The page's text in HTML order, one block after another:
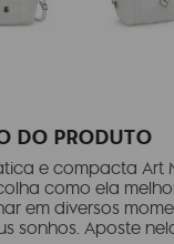
DO PRODUTO
e compacta Art
como ela
em diversos
sonhos. Aposte